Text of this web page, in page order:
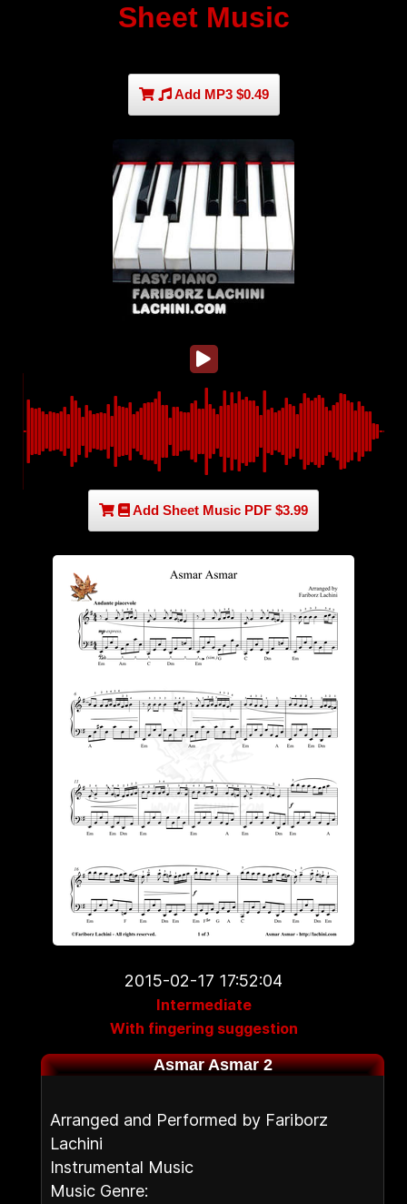
Sheet Music
Add MP3 $0.49
Add Sheet Music PDF $3.99
2015-02-17 17:52:04
Intermediate
With fingering suggestion
Asmar Asmar 2
Arranged and Performed by Fariborz
Lachini
Instrumental Music
Music Genre: